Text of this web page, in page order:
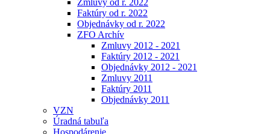
Zmluvy od r. 2022
Faktúry od r. 2022
Objednávky od r. 2022
ZFO Archív
Zmluvy 2012 - 2021
Faktúry 2012 - 2021
Objednávky 2012 - 2021
Zmluvy 2011
Faktúry 2011
Objednávky 2011
VZN
Úradná tabuľa
Hospodárenie